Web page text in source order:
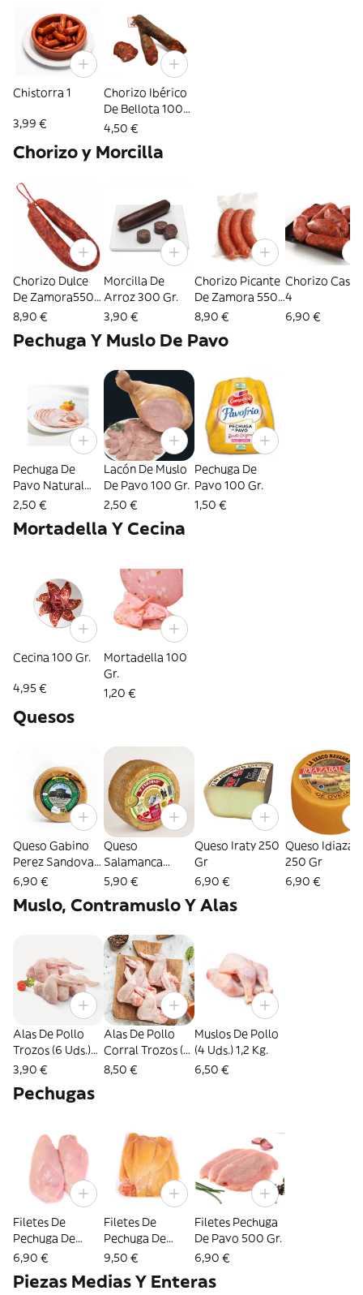
Chistorra 1
3,99 €
Chorizo Ibérico
De Bellota 100
Gr.
4,50 €
Chorizo y Morcilla
Chorizo Dulce
De Zamora550
Gr.
8,90 €
Morcilla De
Arroz 300 Gr.
3,90 €
Chorizo Picante
De Zamora 550
Gr.
8,90 €
Chorizo
4
6,90 €
Pechuga Y Muslo De Pavo
Pechuga De
Pavo Natural
100 Gr.
2,50 €
Lacón De Muslo
De Pavo 100 Gr.
2,50 €
Pechuga De
Pavo 100 Gr.
1,50 €
Mortadella Y Cecina
Cecina 100 Gr.
4,95 €
Mortadella 100
Gr.
1,20 €
Quesos
Queso Gabino
Perez Sandoval
250 Gr
6,90 €
Queso
Salamanca
Hinojosa 250 Gr
5,90 €
Queso Iraty 250
Gr
6,90 €
Queso
250 Gr
6,90 €
Muslo, Contramuslo Y Alas
Alas De Pollo
Trozos (6 Uds.)
600 Gr.
3,90 €
Alas De Pollo
Corral Trozos (6
Uds.) 900 Gr.
8,50 €
Muslos De Pollo
(4 Uds.) 1,2 Kg.
6,50 €
Pechugas
Filetes De
Pechuga De
Pollo 600 Gr.
6,90 €
Filetes De
Pechuga De
Pollo Corral
600 Gr.
9,50 €
Filetes Pechuga
De Pavo 500 Gr.
6,90 €
Piezas Medias Y Enteras